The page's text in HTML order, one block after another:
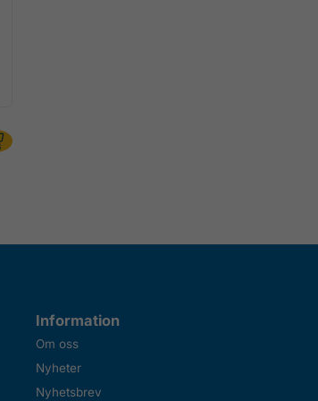
Information
Om oss
Nyheter
Nyhetsbrev